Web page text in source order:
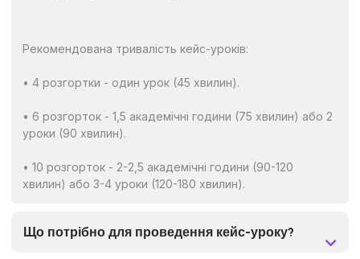
Рекомендована тривалість кейс-уроків:
• 4 розгортки - один урок (45 хвилин).
• 6 розгорток - 1,5 академічні години (75 хвилин) або 2
уроки (90 хвилин).
• 10 розгорток - 2-2,5 академічні години (90-120
хвилин) або 3-4 уроки (120-180 хвилин).
Що потрібно для проведення кейс-уроку?